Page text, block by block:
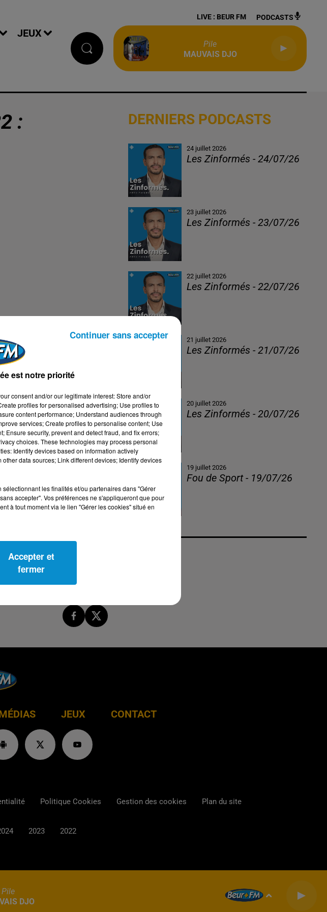
JEUX
LIVE : BEUR FM PODCASTS
Pile
MAUVAIS DJO
:
DERNIERS PODCASTS
24 juillet 2026
Les Zinformés - 24/07/26
23 juillet 2026
Les Zinformés - 23/07/26
22 juillet 2026
Les Zinformés - 22/07/26
21 juillet 2026
Les Zinformés - 21/07/26
20 juillet 2026
Les Zinformés - 20/07/26
19 juillet 2026
Fou de Sport - 19/07/26
JEUX CONTACT
Pile
DJO
Politique Cookies Gestion des cookies Plan du site
2023 2022
est notre priorité
consent and/or our legitimate interest: Store and/or
profiles for personalised advertising; Use profiles to
content performance; Understand audiences through
services; Create profiles to personalise content; Use
Ensure security, prevent and detect fraud, and fix errors;
choices. These technologies may process personal
Identify devices based on information actively
data sources; Link different devices; Identify devices
les finalités et/ou partenaires dans "Gérer
accepter". Vos préférences ne s'appliqueront que pour
à tout moment via le lien "Gérer les cookies" situé en
Accepter et
fermer
Continuer sans accepter